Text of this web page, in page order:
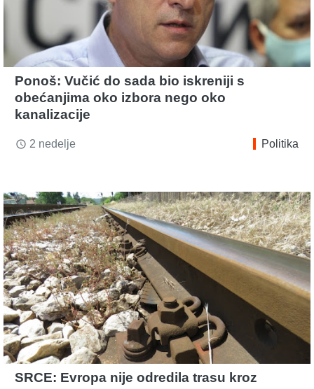
Ponoš: Vučić do sada bio iskreniji s
obećanjima oko izbora nego oko
kanalizacije
access_time 2 nedelje Politika
SRCE: Evropa nije odredila trasu kroz